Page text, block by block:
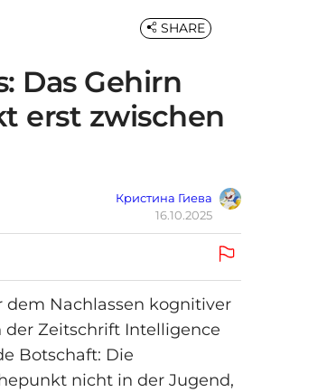
Das Gehirn
erst zwischen
Кристина Гиева
16.10.2025
SHARE
Nachlassen kognitiver
der Zeitschrift Intelligence
Botschaft: Die
nicht in der Jugend,